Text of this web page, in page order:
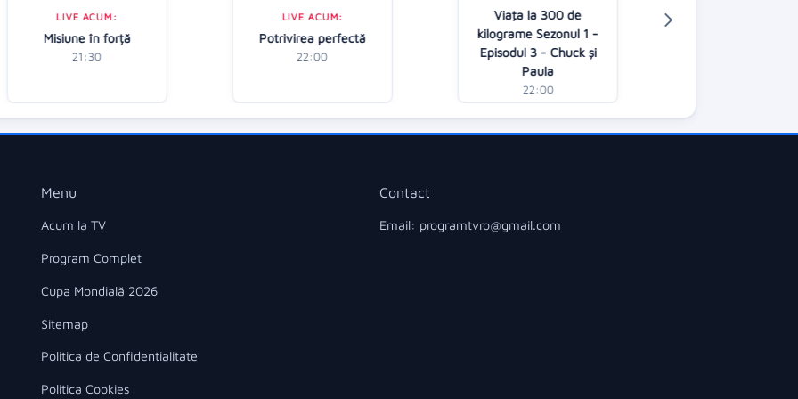
LIVE ACUM:
Misiune în forță
21:30
LIVE ACUM:
Potrivirea perfectă
22:00
Viaţa la 300 de
kilograme Sezonul 1 -
Episodul 3 - Chuck și
Paula
22:00
Menu
Acum la TV
Program Complet
Cupa Mondială 2026
Sitemap
Politica de Confidentialitate
Politica Cookies
Contact
Email: programtvro@gmail.com